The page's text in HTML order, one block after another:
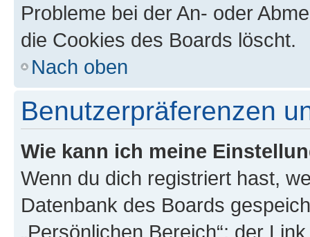
Probleme bei der An- oder
die Cookies des Boards löscht.
Nach oben
Benutzerpräferenzen
Wie kann ich meine
Wenn du dich registriert hast,
Datenbank des Boards
„Persönlichen Bereich“; der